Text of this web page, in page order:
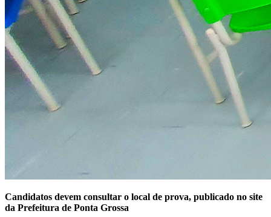
Candidatos devem consultar o local de prova, publicado no site
da Prefeitura de Ponta Grossa